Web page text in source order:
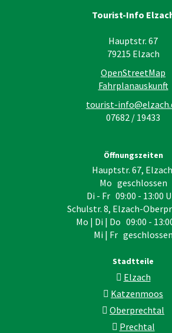
Tourist-Info
Hauptstr. 67
79215 Elzach
OpenStreetMap
Fahrplanauskunft
tourist-
07682 / 19433
Öffnungszeiten
Hauptstr. 67,
Mo geschlossen
Di - Fr 09:00 - 13:00
Schulstr. 8, Elzach-
Mo | Di | Do 09:00 -
Mi | Fr geschlossen
Stadtteile
Elzach
Katzenmoos
Oberprechtal
Prechtal